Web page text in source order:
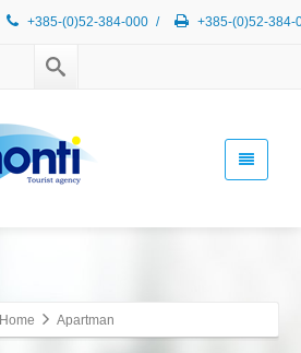
+385-(0)52-384-000 / +385-(0)52-
Home Apartman